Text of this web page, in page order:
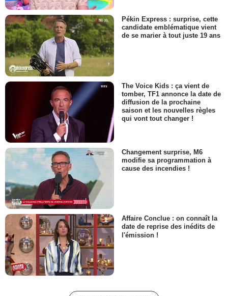
Pékin Express : surprise, cette
candidate emblématique vient
de se marier à tout juste 19 ans
The Voice Kids : ça vient de
tomber, TF1 annonce la date de
diffusion de la prochaine
saison et les nouvelles règles
qui vont tout changer !
Changement surprise, M6
modifie sa programmation à
cause des incendies !
Affaire Conclue : on connaît la
date de reprise des inédits de
l'émission !